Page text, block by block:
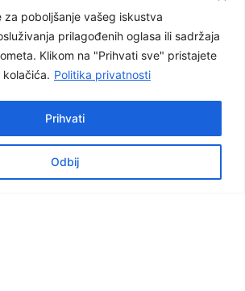
za poboljšanje vašeg iskustva
prilagođenih oglasa ili sadržaja
Klikom na "Prihvati sve" pristajete
kolačića. Politika privatnosti
Odbij
Prihvati
škola Čakovec